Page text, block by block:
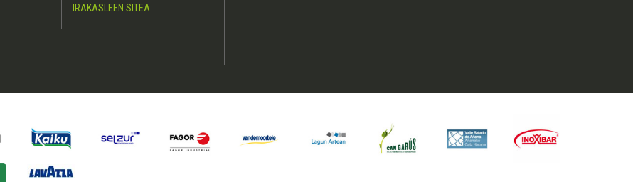
IRAKASLEEN SITEA